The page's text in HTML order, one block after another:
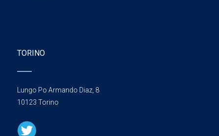
TORINO
Lungo Po Armando Diaz, 8
10123 Torino